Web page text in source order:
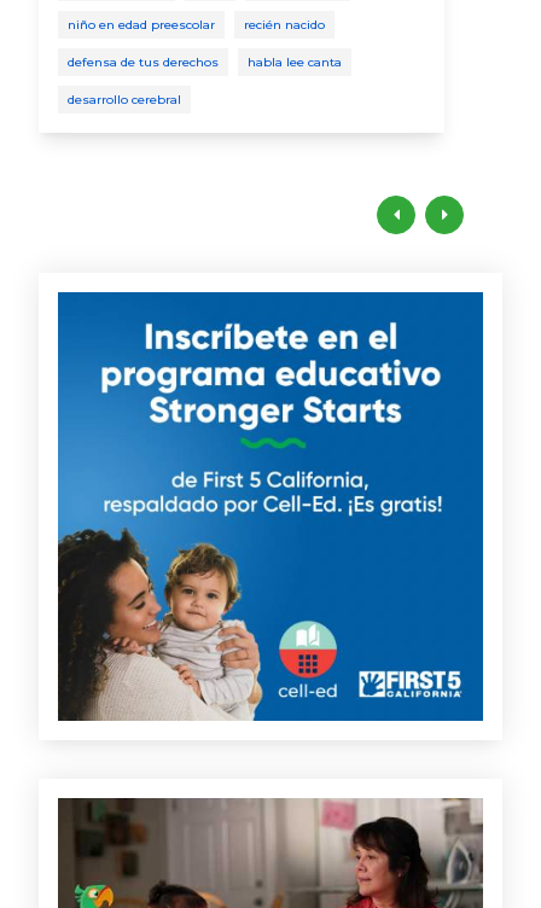
niño en edad preescolar recién nacido
defensa de tus derechos habla lee canta
desarrollo cerebral